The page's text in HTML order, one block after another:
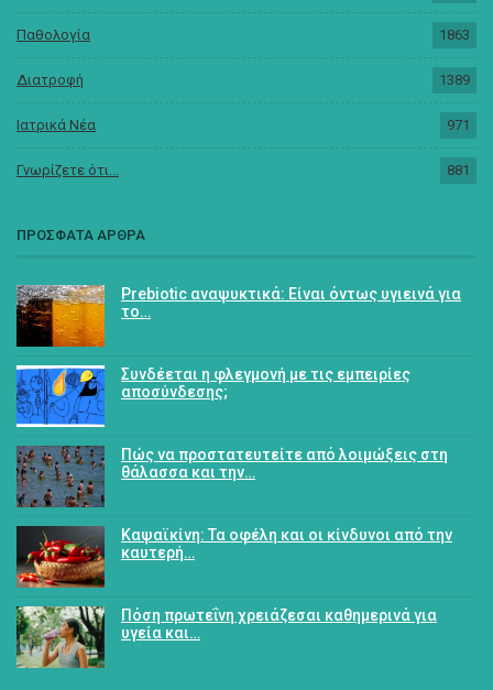
Παθολογία 1863
Διατροφή 1389
Ιατρικά Νέα 971
Γνωρίζετε ότι... 881
ΠΡΟΣΦΑΤΑ ΑΡΘΡΑ
Prebiotic αναψυκτικά: Είναι όντως υγιεινά για
το…
Συνδέεται η φλεγμονή με τις εμπειρίες
αποσύνδεσης;
Πώς να προστατευτείτε από λοιμώξεις στη
θάλασσα και την…
Καψαϊκίνη: Τα οφέλη και οι κίνδυνοι από την
καυτερή…
Πόση πρωτεΐνη χρειάζεσαι καθημερινά για
υγεία και…